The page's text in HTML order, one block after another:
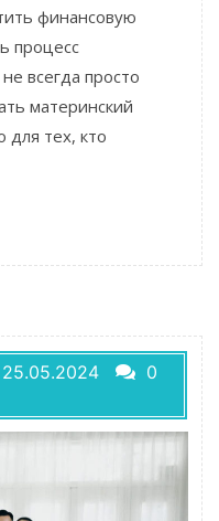
финансовую
процесс
всегда просто
материнский
для тех, кто
25.05.2024
0